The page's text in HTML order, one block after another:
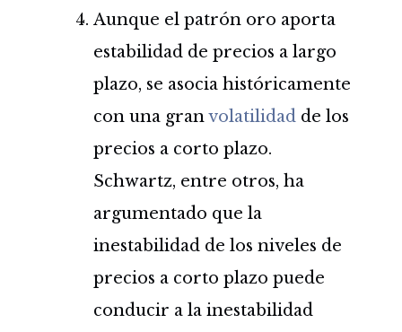
Aunque el patrón oro aporta
estabilidad de precios a largo
plazo, se asocia históricamente
con una granvolatilidadde los
precios a corto plazo.
Schwartz, entre otros, ha
argumentado que la
inestabilidad de los niveles de
precios a corto plazo puede
conducir a la inestabilidad